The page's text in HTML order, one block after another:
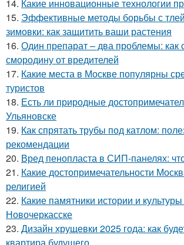
14. Какие инновационные технологии
15. Эффективные методы борьбы с
зимовки: как защитить ваши растения
16. Один препарат – два проблемы: как
смородину от вредителей
17. Какие места в Москве популярны
туристов
18. Есть ли природные
Ульяновске
19. Как спрятать трубы под катлом:
рекомендации
20. Вред пенопласта в СИП-панелях:
21. Какие достопримечательности
религией
22. Какие памятники истории и
Новочеркасске
23. Дизайн хрущевки 2025 года: как